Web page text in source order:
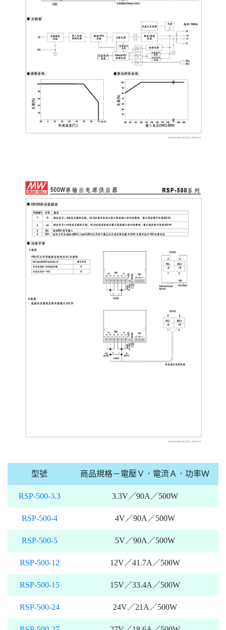
型號 商品規格－電壓Ｖ．電流Ａ．功率Ｗ
RSP-500-3.3 3.3V／90A／500W
RSP-500-4 4V／90A／500W
RSP-500-5 5V／90A／500W
RSP-500-12 12V／41.7A／500W
RSP-500-15 15V／33.4A／500W
RSP-500-24 24V／21A／500W